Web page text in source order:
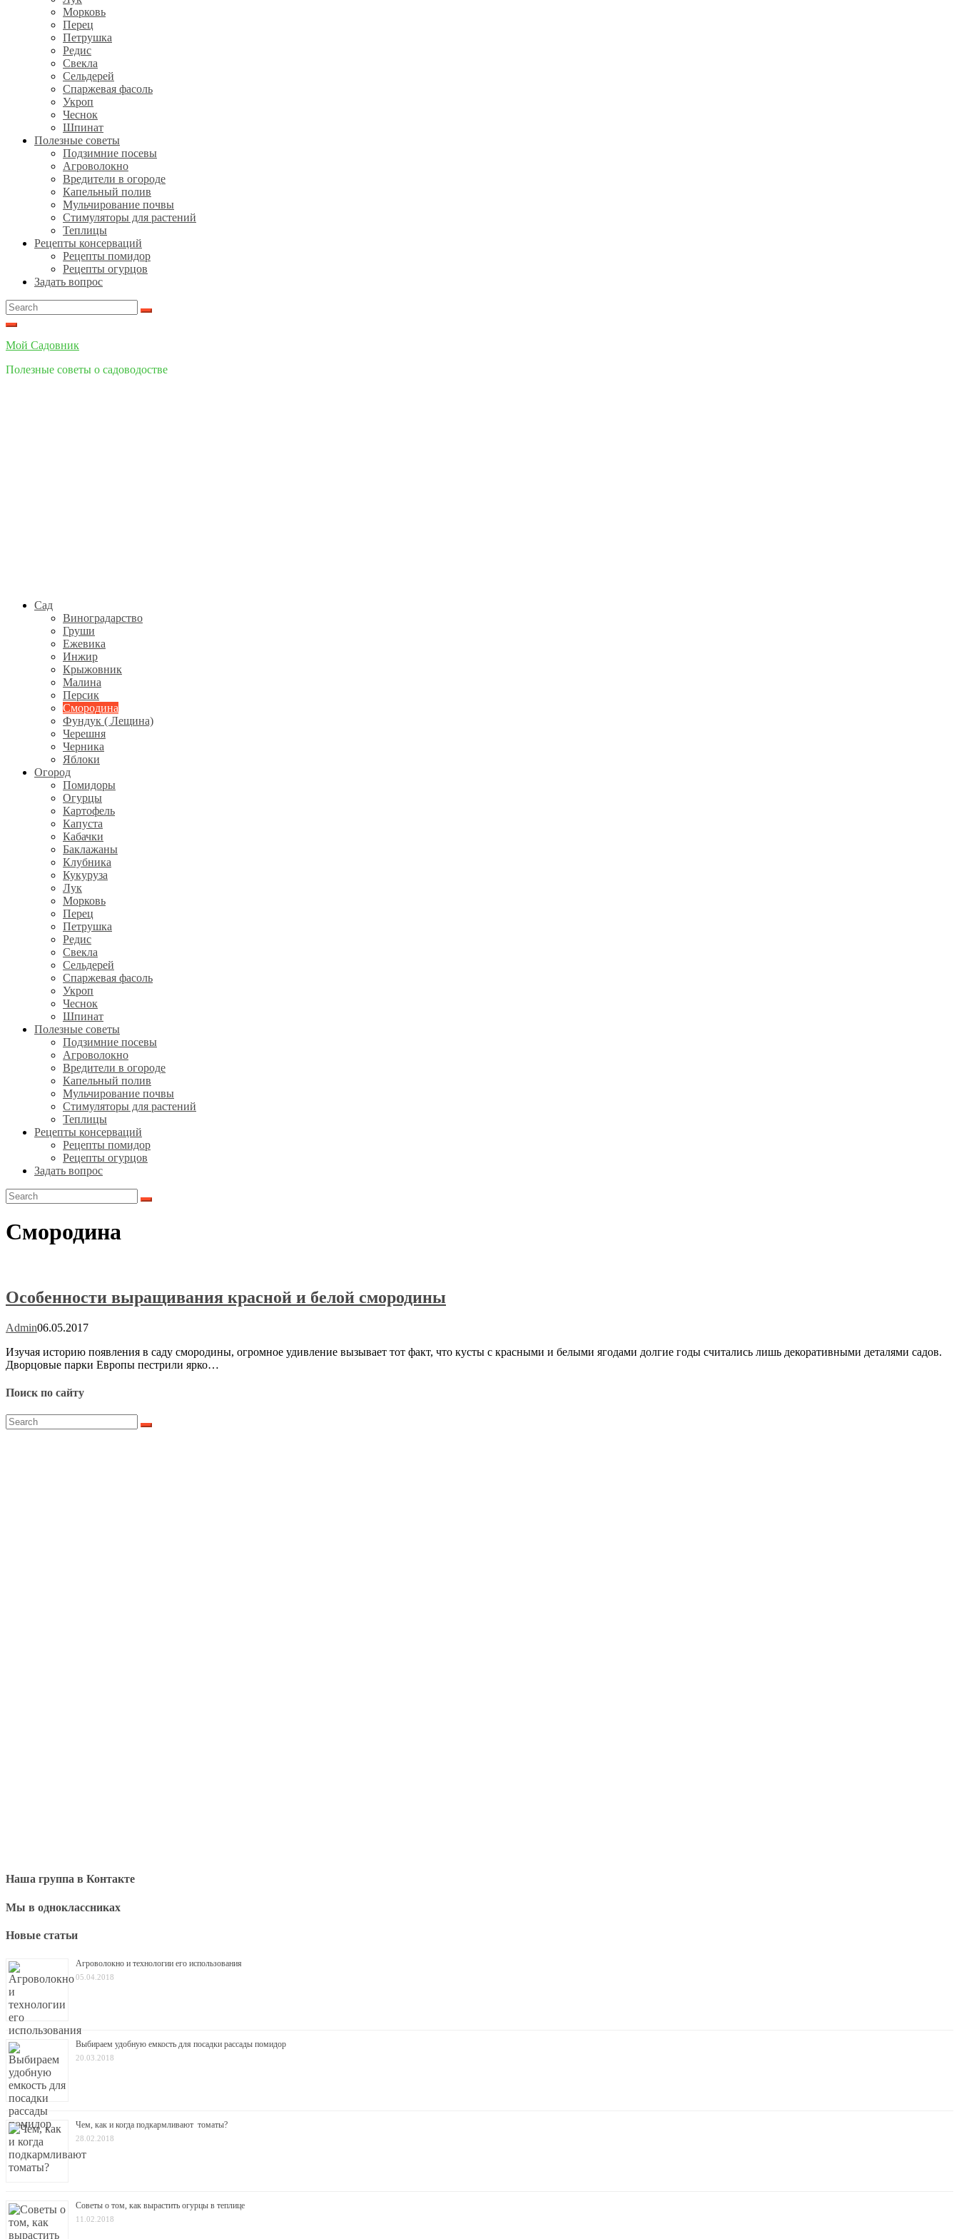
Морковь
Перец
Петрушка
Редис
Свекла
Сельдерей
Спаржевая фасоль
Укроп
Чеснок
Шпинат
Полезные советы
Подзимние посевы
Агроволокно
Вредители в огороде
Капельный полив
Мульчирование почвы
Стимуляторы для растений
Теплицы
Рецепты консерваций
Рецепты помидор
Рецепты огурцов
Задать вопрос
Search
for:
Мой Cадовник
Полезные советы о садоводостве
Сад
Виноградарство
Груши
Ежевика
Инжир
Крыжовник
Малина
Персик
Смородина
Фундук ( Лещина)
Черешня
Черника
Яблоки
Огород
Помидоры
Огурцы
Картофель
Капуста
Кабачки
Баклажаны
Клубника
Кукуруза
Лук
Морковь
Перец
Петрушка
Редис
Свекла
Сельдерей
Спаржевая фасоль
Укроп
Чеснок
Шпинат
Полезные советы
Подзимние посевы
Агроволокно
Вредители в огороде
Капельный полив
Мульчирование почвы
Стимуляторы для растений
Теплицы
Рецепты консерваций
Рецепты помидор
Рецепты огурцов
Задать вопрос
Search
for:
Смородина
Особенности выращивания красной и белой смородины
Admin06.05.2017
Изучая историю появления в саду смородины, огромное удивление вызывает тот факт, что кусты с красными и белыми ягодами долгие годы считались лишь декоративными деталями садов.
Дворцовые парки Европы пестрили ярко…
Поиск по сайту
Search
for:
Наша группа в Контакте
Мы в одноклассниках
Новые статьи
Агроволокно и технологии его использования
05.04.2018
Выбираем удобную емкость для посадки рассады помидор
20.03.2018
Чем, как и когда подкармливают томаты?
28.02.2018
Советы о том, как вырастить огурцы в теплице
11.02.2018